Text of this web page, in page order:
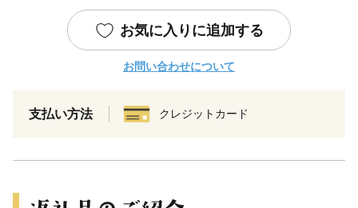
お気に入りに追加する
お問い合わせについて
支払い方法 クレジットカード